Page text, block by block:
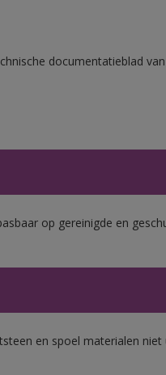
documentatieblad
op gereinigde en
en spoel materialen niet